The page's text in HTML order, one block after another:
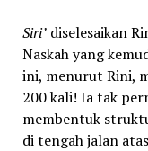
Siri’diselesaikan
Naskah yang
ini, menurut Rini,
200 kali! Ia tak
membentuk
di tengah jalan